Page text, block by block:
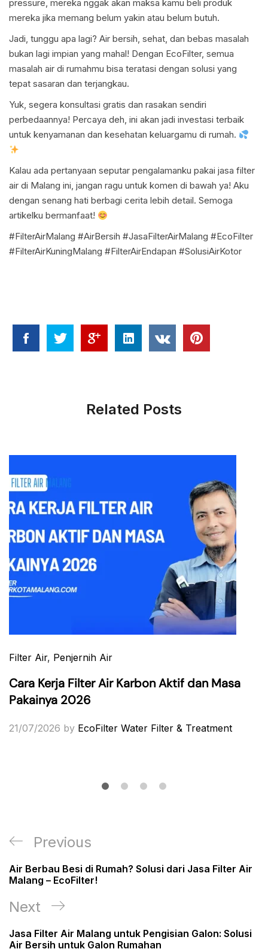
pressure, mereka nggak akan maksa kamu beli produk
mereka jika memang belum yakin atau belum butuh.
Jadi, tunggu apa lagi? Air bersih, sehat, dan bebas masalah
bukan lagi impian yang mahal! Dengan EcoFilter, semua
masalah air di rumahmu bisa teratasi dengan solusi yang
tepat sasaran dan terjangkau.
Yuk, segera konsultasi gratis dan rasakan sendiri
perbedaannya! Percaya deh, ini akan jadi investasi terbaik
untuk kenyamanan dan kesehatan keluargamu di rumah.
Kalau ada pertanyaan seputar pengalamanku pakai jasa filter
air di Malang ini, jangan ragu untuk komen di bawah ya! Aku
dengan senang hati berbagi cerita lebih detail. Semoga
artikelku bermanfaat!
#FilterAirMalang #AirBersih #JasaFilterAirMalang #EcoFilter
#FilterAirKuningMalang #FilterAirEndapan #SolusiAirKotor
Related Posts
Filter Air, Penjernih Air
Cara Kerja Filter Air Karbon Aktif dan Masa
Pakainya 2026
21/07/2026 by EcoFilter Water Filter & Treatment
Post
Previous
Post
Previous
Air Berbau Besi di Rumah? Solusi dari Jasa Filter Air
Malang – EcoFilter!
Next
Post
Next
Jasa Filter Air Malang untuk Pengisian Galon: Solusi
Air Bersih untuk Galon Rumahan